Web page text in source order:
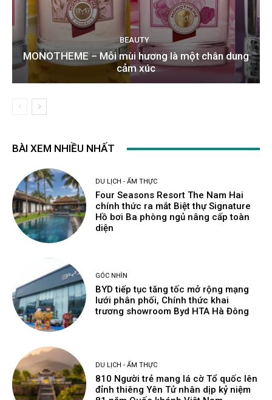
BEAUTY
MONOTHEME – Mỗi mùi hương là một chân dung
cảm xúc
BÀI XEM NHIỀU NHẤT
DU LỊCH - ẨM THỰC
Four Seasons Resort The Nam Hai
chính thức ra mắt Biệt thự Signature
Hồ bơi Ba phòng ngủ nâng cấp toàn
diện
GÓC NHÌN
BYD tiếp tục tăng tốc mở rộng mạng
lưới phân phối, Chính thức khai
trương showroom Byd HTA Hà Đông
DU LỊCH - ẨM THỰC
810 Người trẻ mang lá cờ Tổ quốc lên
đỉnh thiêng Yên Tử nhân dịp kỷ niệm